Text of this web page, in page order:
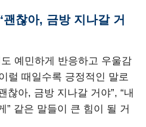
찮아, 금방 지나갈 거
예민하게 반응하고 우울감
럴 때일수록 긍정적인 말로
찮아, 금방 지나갈 거야”, “내
” 같은 말들이 큰 힘이 될 거